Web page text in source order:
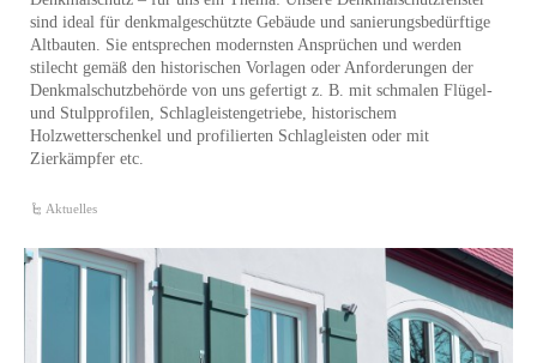
sind ideal für denkmalgeschützte Gebäude und sanierungsbedürftige
Altbauten. Sie entsprechen modernsten Ansprüchen und werden
stilecht gemäß den historischen Vorlagen oder Anforderungen der
Denkmalschutzbehörde von uns gefertigt z. B. mit schmalen Flügel-
und Stulpprofilen, Schlagleistengetriebe, historischem
Holzwetterschenkel und profilierten Schlagleisten oder mit
Zierkämpfer etc.
Aktuelles